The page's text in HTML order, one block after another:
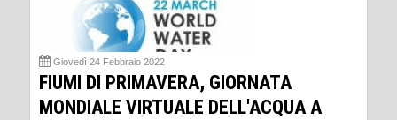
Giovedì 24 Febbraio 2022
FIUMI DI PRIMAVERA, GIORNATA
MONDIALE VIRTUALE DELL'ACQUA A